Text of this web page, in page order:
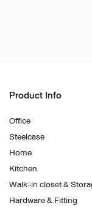
Product Info
Office
Steelcase
Home
Kitchen
Walk-in closet &
Hardware & Fitting